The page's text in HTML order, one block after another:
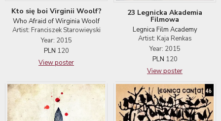
Kto się boi Virginii Woolf?
Who Afraid of Wirginia Woolf
Artist: Franciszek Starowieyski
Year: 2015
PLN 120
View poster
23 Legnicka Akademia
Filmowa
Legnica Film Academy
Artist: Kaja Renkas
Year: 2015
PLN 120
View poster